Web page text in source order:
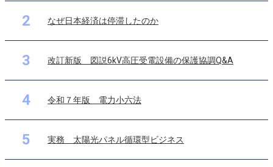
2 なぜ日本経済は停滞したのか
3 改訂新版 図説6kV高圧受電設備の保護協調Q&A
4 令和７年版 電力小六法
5 実務 太陽光パネル循環型ビジネス